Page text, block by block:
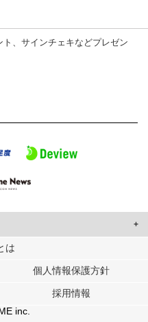
、サインチェキなどプレゼン
ーに合わせたコンテンツや広告の
トナーに提供しています。
パートナーに提供した他の情報や、
したときに収集した他の情報を組み
は
個人情報保護方針
採用情報
inc.